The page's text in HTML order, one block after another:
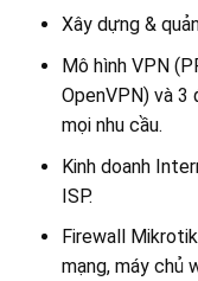
Xây dựng &
Mô hình VPN
OpenVPN) và 3
mọi nhu cầu.
Kinh doanh
ISP.
Firewall
mạng, máy chủ